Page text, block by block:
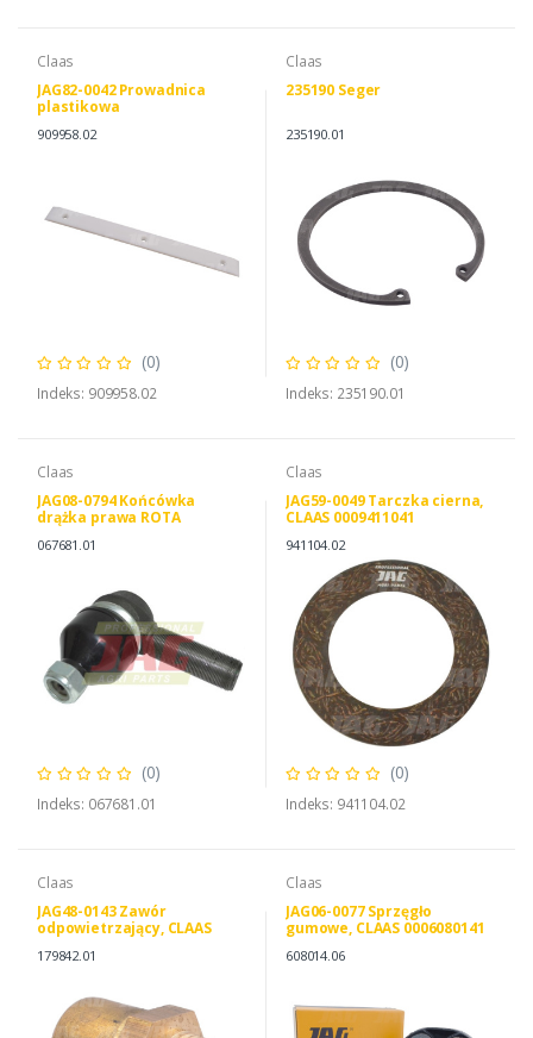
Claas
JAG82-0042 Prowadnica
plastikowa
909958.02
(0)
Indeks: 909958.02
Claas
235190 Seger
235190.01
(0)
Indeks: 235190.01
Claas
JAG08-0794 Końcówka
drążka prawa ROTA
067681.01
(0)
Indeks: 067681.01
Claas
JAG59-0049 Tarczka cierna,
CLAAS 0009411041
941104.02
(0)
Indeks: 941104.02
Claas
JAG48-0143 Zawór
odpowietrzający, CLAAS
179842.01
Claas
JAG06-0077 Sprzęgło
gumowe, CLAAS 0006080141
608014.06